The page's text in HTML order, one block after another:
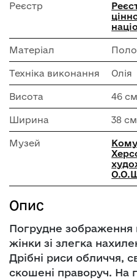
Реєстр
Матеріал
Техніка виконання Олія
Висота 46 см
Ширина 38 см
Музей
Опис
Погрудне зображення
жінки зі злегка
Дрібні риси обличчя,
скошені праворуч. На